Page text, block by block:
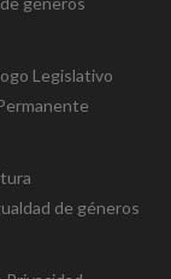
Legislativo
de géneros